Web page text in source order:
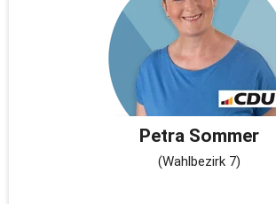
Petra Sommer
(Wahlbezirk 7)